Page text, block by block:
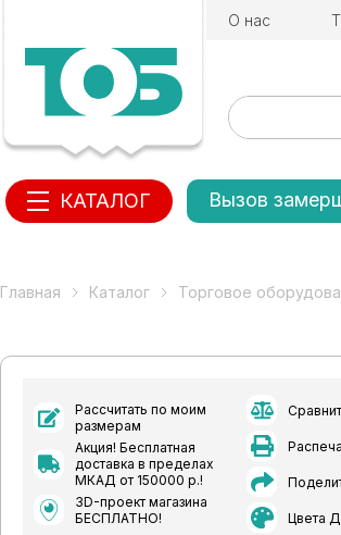
О нас
КАТАЛОГ Вызов
Главная Каталог Торговое
Рассчитать по моим
размерам
Акция! Бесплатная
доставка в пределах
МКАД от 150000 р.!
3D-проект магазина
БЕСПЛАТНО!
Цвета